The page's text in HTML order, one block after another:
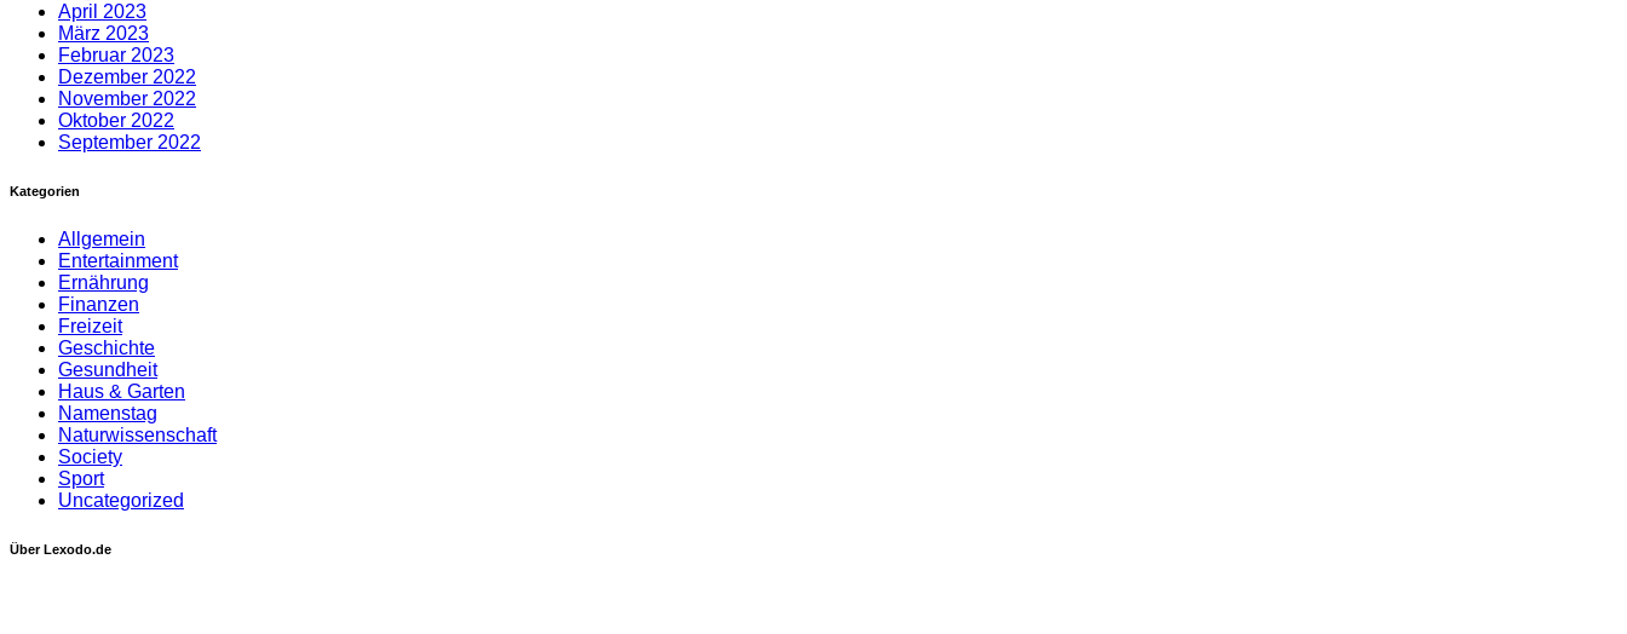
April 2023
März 2023
Februar 2023
Dezember 2022
November 2022
Oktober 2022
September 2022
Kategorien
Allgemein
Entertainment
Ernährung
Finanzen
Freizeit
Geschichte
Gesundheit
Haus & Garten
Namenstag
Naturwissenschaft
Society
Sport
Uncategorized
Über Lexodo.de